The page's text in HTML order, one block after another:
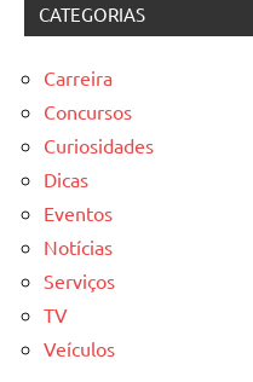
CATEGORIAS
Carreira
Concursos
Curiosidades
Dicas
Eventos
Notícias
Serviços
TV
Veículos